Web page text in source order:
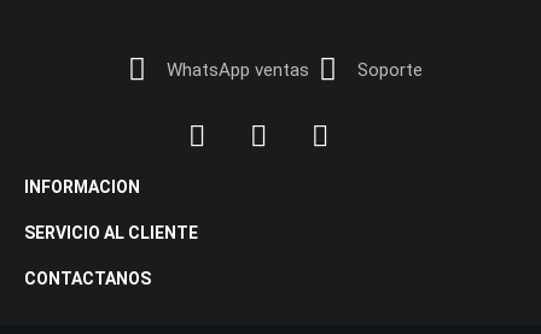
WhatsApp ventas Soporte
INFORMACION
SERVICIO AL CLIENTE
CONTACTANOS